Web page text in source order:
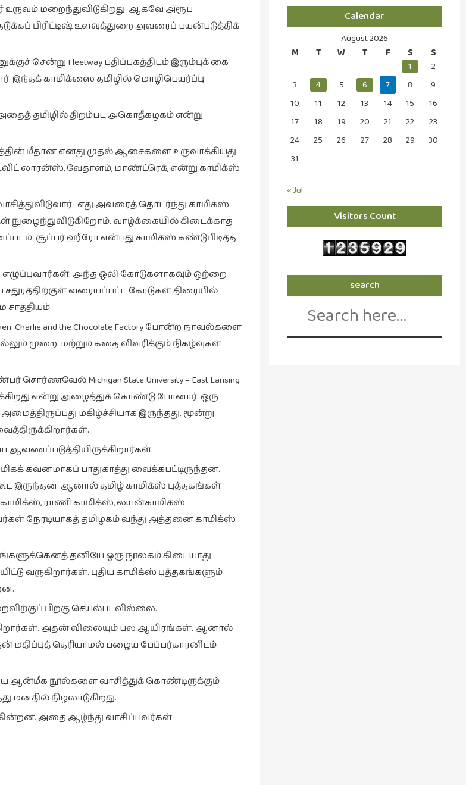
மறைந்துவிடுகிறது. ஆகவே அரூப
பிரிட்டிஷ் உளவுத்துறை அவரைப் பயன்படுத்திக்
சென்று Fleetway பதிப்பகத்திடம் இரும்புக் கை
இந்தக் காமிக்ஸை தமிழில் மொழிபெயர்ப்பு
தமிழில் திறம்பட அகொதீகழகம் என்று
மீதான எனது முதல் ஆசைகளை உருவாக்கியது
லாரன்ஸ், வேதாளம், மாண்ட்ரெக், என்று காமிக்ஸ்
எது அவரைத் தொடர்ந்து காமிக்ஸ்
நுழைந்துவிடுகிறோம். வாழ்க்கையில் கிடைக்காத
சூப்பர் ஹீரோ என்பது காமிக்ஸ் கண்டுபிடித்த
அந்த ஒலி கோடுகளாகவும் ஒற்றை
வரையப்பட்ட கோடுகள் திரையில்
சாத்தியம்.
Charlie and the Chocolate Factory போன்ற நாவல்களை
முறை. மற்றும் கதை விவரிக்கும் நிகழ்வுகள்
Michigan State University – East Lansing
என்று அழைத்துக் கொண்டு போனார். ஒரு
மகிழ்ச்சியாக இருந்தது. மூன்று
ஆவணப்படுத்தியிருக்கிறார்கள்.
கவனமாகப் பாதுகாத்து வைக்கபட்டிருந்தன.
இருந்தன. ஆனால் தமிழ் காமிக்ஸ் புத்தகங்கள்
ராணி காமிக்ஸ், லயன்காமிக்ஸ்
நேரடியாகத் தமிழகம் வந்து அத்தனை காமிக்ஸ்
தனியே ஒரு நூலகம் கிடையாது.
வருகிறார்கள். புதிய காமிக்ஸ் புத்தகங்களும்
பிறகு செயல்படவில்லை..
அதன் விலையும் பல ஆயிரங்கள். ஆனால்
தெரியாமல் பழைய பேப்பர்காரனிடம்
ஆன்மீக நூல்களை வாசித்துக் கொண்டிருக்கும்
நிழலாடுகிறது.
அதை ஆழ்ந்து வாசிப்பவர்கள்
Calendar
August 2026
M
T W T F S
S
1
2
3
4 5 6 7 8
9
10
11 12 13 14 15
16
17
18 19 20 21 22
23
24
25 26 27 28 29
30
31
« Jul
Visitors Count
search
Search